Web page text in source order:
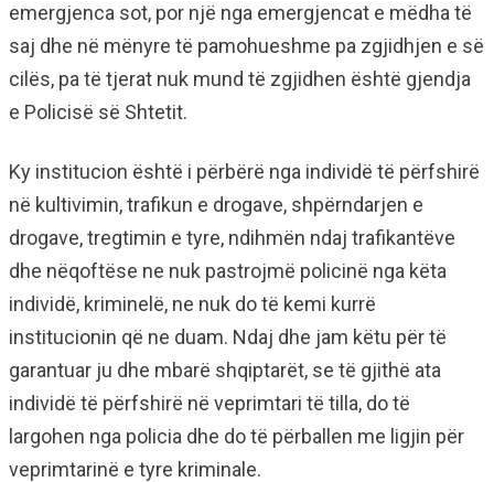
emergjenca sot, por një nga emergjencat e mëdha të
saj dhe në mënyre të pamohueshme pa zgjidhjen e së
cilës, pa të tjerat nuk mund të zgjidhen është gjendja
e Policisë së Shtetit.
Ky institucion është i përbërë nga individë të përfshirë
në kultivimin, trafikun e drogave, shpërndarjen e
drogave, tregtimin e tyre, ndihmën ndaj trafikantëve
dhe nëqoftëse ne nuk pastrojmë policinë nga këta
individë, kriminelë, ne nuk do të kemi kurrë
institucionin që ne duam. Ndaj dhe jam këtu për të
garantuar ju dhe mbarë shqiptarët, se të gjithë ata
individë të përfshirë në veprimtari të tilla, do të
largohen nga policia dhe do të përballen me ligjin për
veprimtarinë e tyre kriminale.